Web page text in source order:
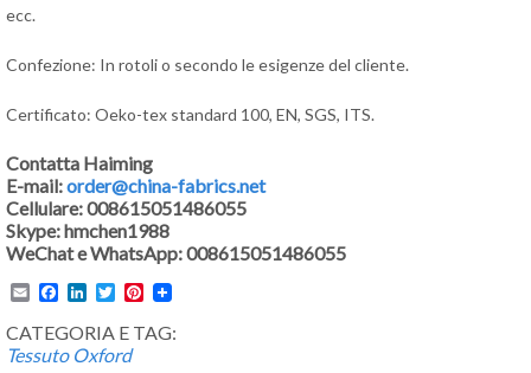
ecc.
Confezione: In rotoli o secondo le esigenze del cliente.
Certificato: Oeko-tex standard 100, EN, SGS, ITS.
Contatta Haiming
E-mail:order@china-fabrics.net
Cellulare: 008615051486055
Skype: hmchen1988
WeChat e WhatsApp: 008615051486055
EmailFacebook
LinkedIn
TwitterPinterest
CATEGORIA E TAG:
Tessuto Oxford